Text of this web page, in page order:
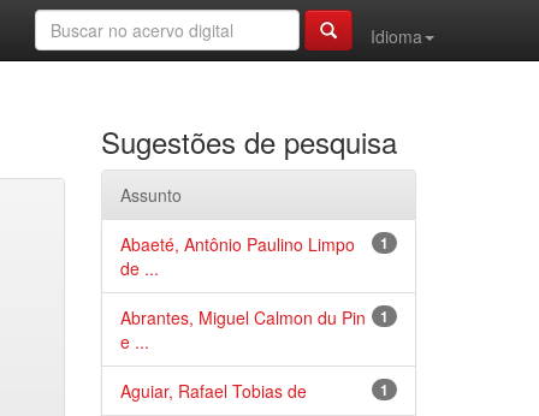
Idioma
Sugestões de pesquisa
Assunto
1
Abaeté, Antônio Paulino Limpo
de ...
1
Abrantes, Miguel Calmon du Pin
e ...
1
Aguiar, Rafael Tobias de